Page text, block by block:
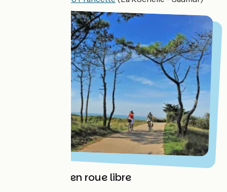
L'Atlantique en roue libre